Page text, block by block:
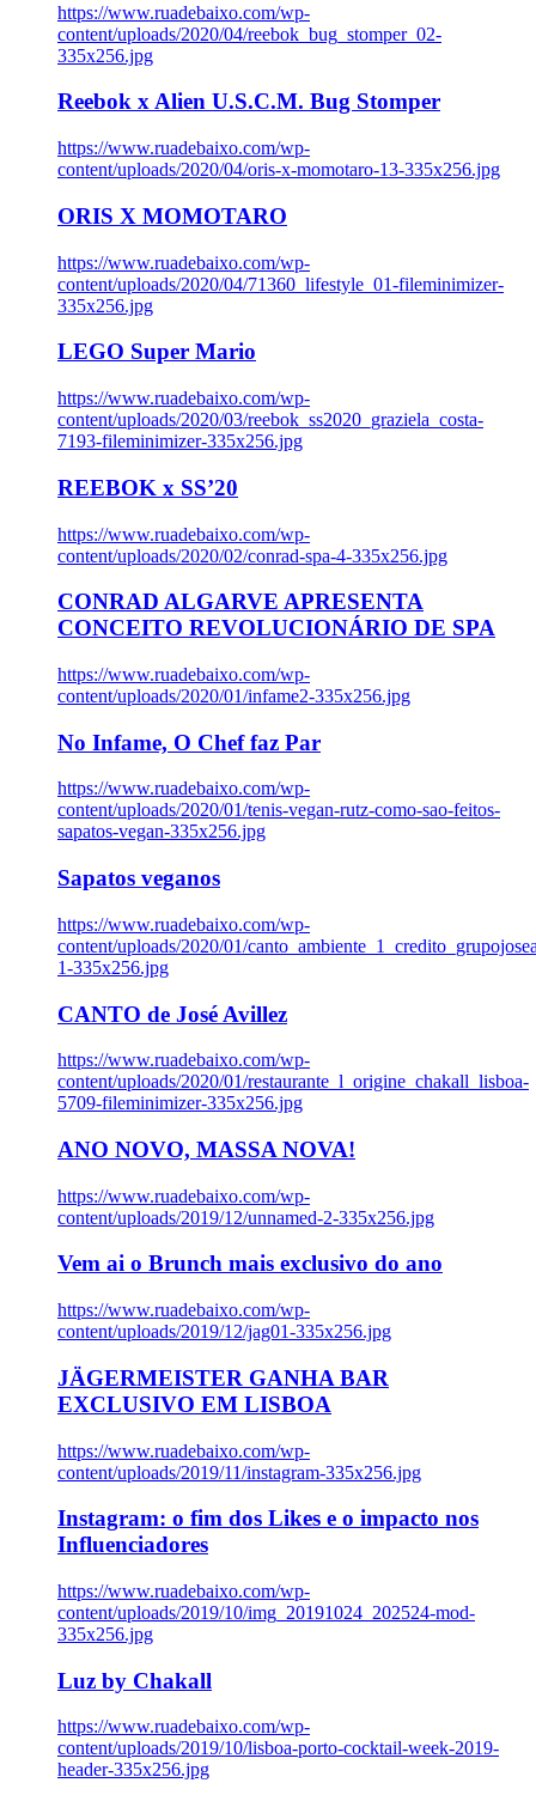
https://www.ruadebaixo.com/wp-
content/uploads/2020/04/reebok_bug_stomper_02-
335x256.jpg
Reebok x Alien U.S.C.M. Bug Stomper
https://www.ruadebaixo.com/wp-
content/uploads/2020/04/oris-x-momotaro-13-335x256.jpg
ORIS X MOMOTARO
https://www.ruadebaixo.com/wp-
content/uploads/2020/04/71360_lifestyle_01-fileminimizer-
335x256.jpg
LEGO Super Mario
https://www.ruadebaixo.com/wp-
content/uploads/2020/03/reebok_ss2020_graziela_costa-
7193-fileminimizer-335x256.jpg
REEBOK x SS’20
https://www.ruadebaixo.com/wp-
content/uploads/2020/02/conrad-spa-4-335x256.jpg
CONRAD ALGARVE APRESENTA
CONCEITO REVOLUCIONÁRIO DE SPA
https://www.ruadebaixo.com/wp-
content/uploads/2020/01/infame2-335x256.jpg
No Infame, O Chef faz Par
https://www.ruadebaixo.com/wp-
content/uploads/2020/01/tenis-vegan-rutz-como-sao-feitos-
sapatos-vegan-335x256.jpg
Sapatos veganos
https://www.ruadebaixo.com/wp-
content/uploads/2020/01/
1-335x256.jpg
CANTO de José Avillez
https://www.ruadebaixo.com/wp-
content/uploads/2020/01/restaurante_l_origine_chakall_lisboa-
5709-fileminimizer-335x256.jpg
ANO NOVO, MASSA NOVA!
https://www.ruadebaixo.com/wp-
content/uploads/2019/12/unnamed-2-335x256.jpg
Vem ai o Brunch mais exclusivo do ano
https://www.ruadebaixo.com/wp-
content/uploads/2019/12/jag01-335x256.jpg
JÄGERMEISTER GANHA BAR
EXCLUSIVO EM LISBOA
https://www.ruadebaixo.com/wp-
content/uploads/2019/11/instagram-335x256.jpg
Instagram: o fim dos Likes e o impacto nos
Influenciadores
https://www.ruadebaixo.com/wp-
content/uploads/2019/10/img_20191024_202524-mod-
335x256.jpg
Luz by Chakall
https://www.ruadebaixo.com/wp-
content/uploads/2019/10/lisboa-porto-cocktail-week-2019-
header-335x256.jpg